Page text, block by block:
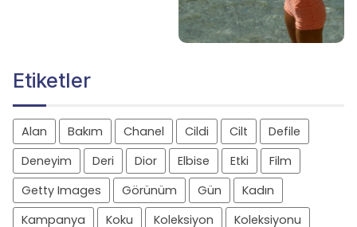
Etiketler
Alan Bakım Chanel Cildi Cilt
Defile
Deneyim
Deri Dior Elbise Etki
Film
Getty Images
Görünüm Gün
Kadın
Kampanya
Koku Koleksiyon Koleksiyonu